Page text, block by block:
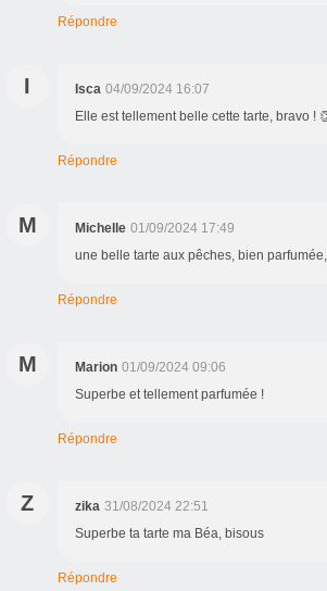
Répondre
I Isca 04/09/2024 16:07
Elle est tellement belle cette tarte, bravo !
Répondre
M Michelle 01/09/2024 17:49
une belle tarte aux pêches, bien
Répondre
M Marion 01/09/2024 09:06
Superbe et tellement parfumée !
Répondre
Z zika 31/08/2024 22:51
Superbe ta tarte ma Béa, bisous
Répondre